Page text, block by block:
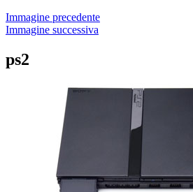
Immagine precedente
Immagine successiva
ps2